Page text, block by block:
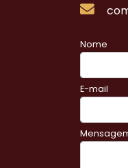
Nome
E-mail